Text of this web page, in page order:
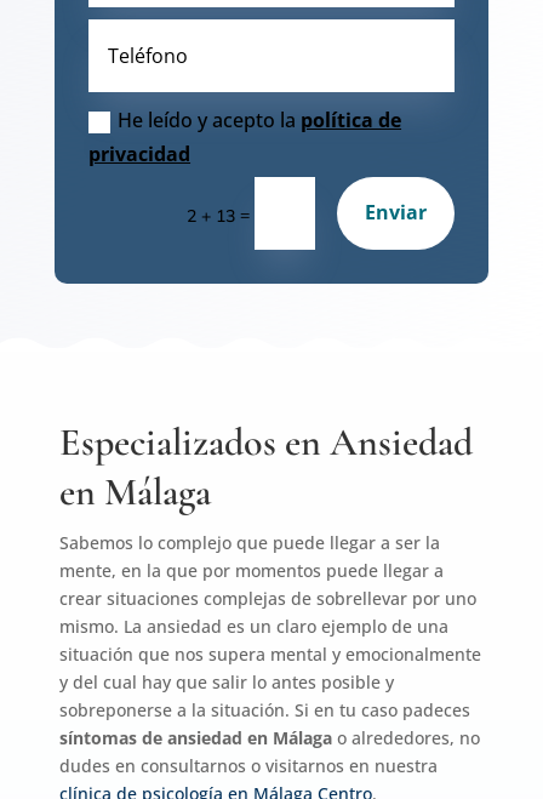
He leído y acepto la política de
privacidad
2 + 13 = Enviar
Especializados en Ansiedad
en Málaga
Sabemos lo complejo que puede llegar a ser la
mente, en la que por momentos puede llegar a
crear situaciones complejas de sobrellevar por uno
mismo. La ansiedad es un claro ejemplo de una
situación que nos supera mental y emocionalmente
y del cual hay que salir lo antes posible y
sobreponerse a la situación. Si en tu caso padeces
síntomas de ansiedad en Málagao alrededores, no
dudes en consultarnos o visitarnos en nuestra
clínica de psicología en Málaga Centro.